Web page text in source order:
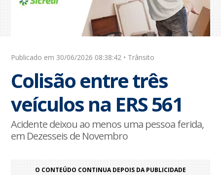
Publicado em 30/06/2026 08:38:42 • Trânsito
Colisão entre três
veículos na ERS 561
Acidente deixou ao menos uma pessoa ferida,
em Dezesseis de Novembro
O CONTEÚDO CONTINUA DEPOIS DA PUBLICIDADE